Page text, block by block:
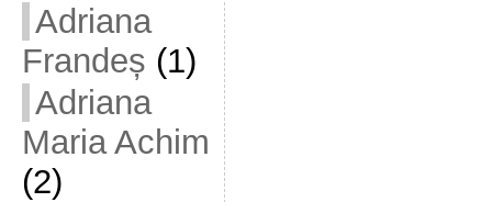
Adriana
Frandeș (1)
Adriana
Maria Achim
(2)